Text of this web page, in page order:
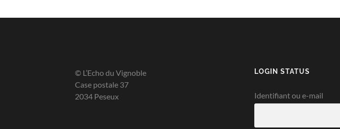
© L’Echo du Vignoble
Case postale 37
2034 Peseux
LOGIN STATUS
Identifiant ou e-mail